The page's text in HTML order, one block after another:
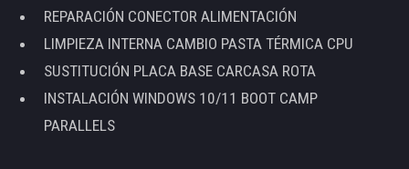
REPARACIÓN CONECTOR ALIMENTACIÓN
LIMPIEZA INTERNA CAMBIO PASTA TÉRMICA CPU
SUSTITUCIÓN PLACA BASE CARCASA ROTA
INSTALACIÓN WINDOWS 10/11 BOOT CAMP
PARALLELS